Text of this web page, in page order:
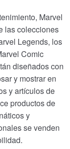
Marvel
las colecciones
Legends, los
Comic
diseñados con
y mostrar en
y artículos de
productos de
y
se venden